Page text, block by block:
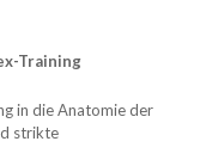
Training
in die Anatomie der
strikte